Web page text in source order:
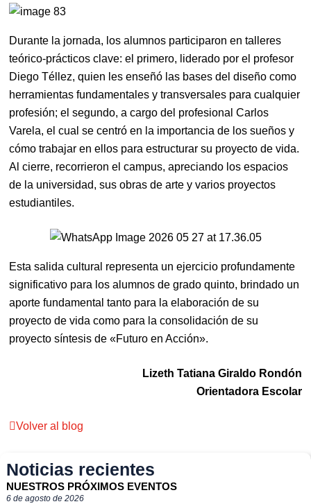
Noticias recientes
NUESTROS PRÓXIMOS EVENTOS
6 de agosto de 2026
Durante la jornada, los alumnos participaron en talleres
teórico-prácticos clave: el primero, liderado por el profesor
Diego Téllez, quien les enseñó las bases del diseño como
herramientas fundamentales y transversales para cualquier
profesión; el segundo, a cargo del profesional Carlos
Varela, el cual se centró en la importancia de los sueños y
cómo trabajar en ellos para estructurar su proyecto de vida.
Al cierre, recorrieron el campus, apreciando los espacios
de la universidad, sus obras de arte y varios proyectos
estudiantiles.
Esta salida cultural representa un ejercicio profundamente
significativo para los alumnos de grado quinto, brindado un
aporte fundamental tanto para la elaboración de su
proyecto de vida como para la consolidación de su
proyecto síntesis de «Futuro en Acción».
Lizeth Tatiana Giraldo Rondón
Orientadora Escolar
Volver al blog